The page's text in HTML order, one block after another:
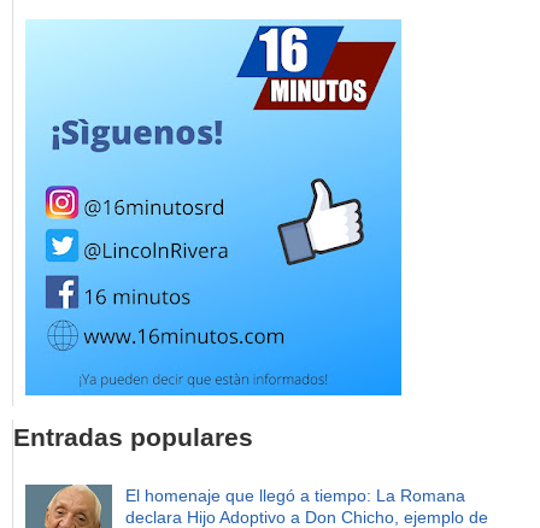
Entradas populares
El homenaje que llegó a tiempo: La Romana
declara Hijo Adoptivo a Don Chicho, ejemplo de